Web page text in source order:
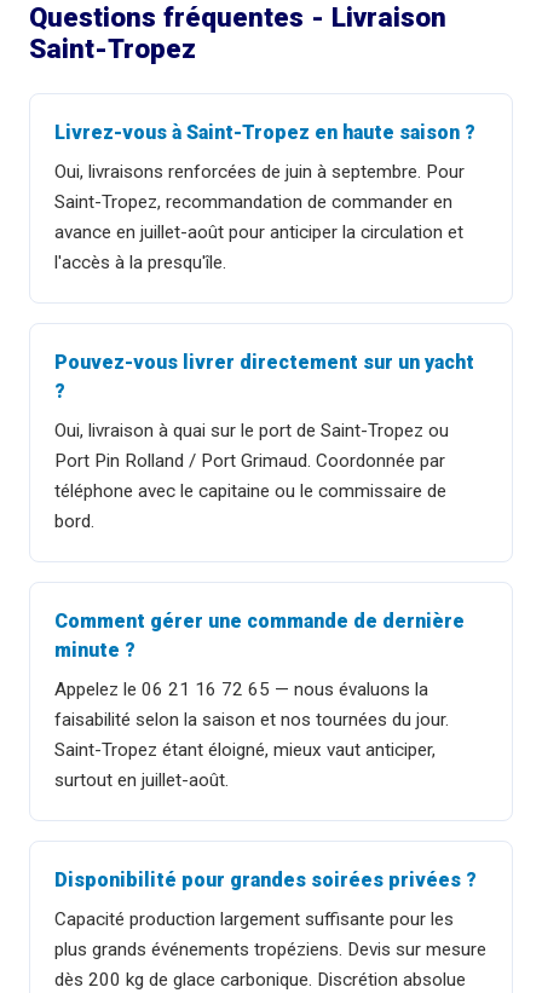
Questions fréquentes - Livraison
Saint-Tropez
Livrez-vous à Saint-Tropez en haute saison ?
Oui, livraisons renforcées de juin à septembre. Pour
Saint-Tropez, recommandation de commander en
avance en juillet-août pour anticiper la circulation et
l'accès à la presqu'île.
Pouvez-vous livrer directement sur un yacht
?
Oui, livraison à quai sur le port de Saint-Tropez ou
Port Pin Rolland / Port Grimaud. Coordonnée par
téléphone avec le capitaine ou le commissaire de
bord.
Comment gérer une commande de dernière
minute ?
Appelez le 06 21 16 72 65 — nous évaluons la
faisabilité selon la saison et nos tournées du jour.
Saint-Tropez étant éloigné, mieux vaut anticiper,
surtout en juillet-août.
Disponibilité pour grandes soirées privées ?
Capacité production largement suffisante pour les
plus grands événements tropéziens. Devis sur mesure
dès 200 kg de glace carbonique. Discrétion absolue